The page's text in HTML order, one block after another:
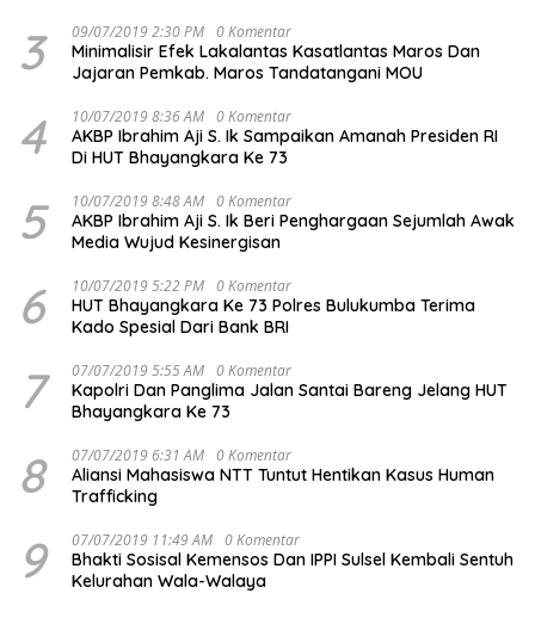
3 09/07/2019 2:30 PM 0 Komentar
Minimalisir Efek Lakalantas Kasatlantas Maros Dan
Jajaran Pemkab. Maros Tandatangani MOU
4 10/07/2019 8:36 AM 0 Komentar
AKBP Ibrahim Aji S. Ik Sampaikan Amanah Presiden RI
Di HUT Bhayangkara Ke 73
5 10/07/2019 8:48 AM 0 Komentar
AKBP Ibrahim Aji S. Ik Beri Penghargaan Sejumlah Awak
Media Wujud Kesinergisan
6 10/07/2019 5:22 PM 0 Komentar
HUT Bhayangkara Ke 73 Polres Bulukumba Terima
Kado Spesial Dari Bank BRI
7 07/07/2019 5:55 AM 0 Komentar
Kapolri Dan Panglima Jalan Santai Bareng Jelang HUT
Bhayangkara Ke 73
8 07/07/2019 6:31 AM 0 Komentar
Aliansi Mahasiswa NTT Tuntut Hentikan Kasus Human
Trafficking
9 07/07/2019 11:49 AM 0 Komentar
Bhakti Sosisal Kemensos Dan IPPI Sulsel Kembali Sentuh
Kelurahan Wala-Walaya